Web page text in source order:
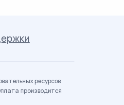
ресурсов
производится